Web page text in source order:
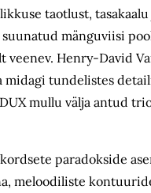
taotlust,
mänguviisi
Henry-David
midagi tundelistes
mullu välja antud
paradokside
meloodiliste